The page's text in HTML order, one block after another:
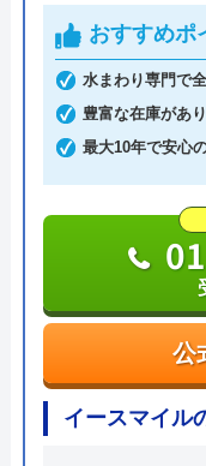
おすすめポ
水まわり専門で
豊富な在庫があ
最大10年で安心
公
イースマイル